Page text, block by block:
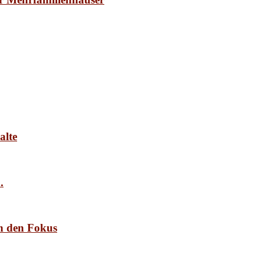
den Fokus